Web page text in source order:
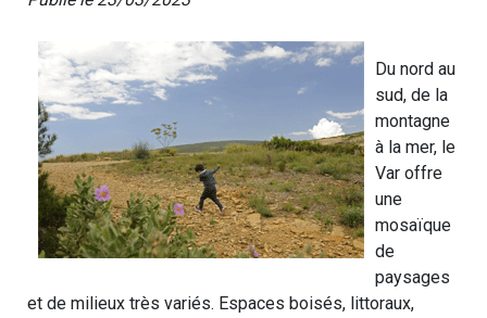
Du nord au
sud, de la
montagne
à la mer, le
Var offre
une
mosaïque
de
paysages
et de milieux très variés. Espaces boisés, littoraux,